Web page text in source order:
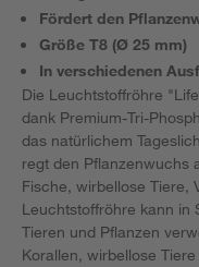
Fördert den
Größe T8 (Ø 25 mm)
In verschiedenen
Die Leuchtstoffröhre
dank Premium-Tri-
das natürlichem
regt den Pflanzenwuchs
Fische, wirbellose Tiere,
Leuchtstoffröhre kann in
Tieren und Pflanzen
Korallen, wirbellose